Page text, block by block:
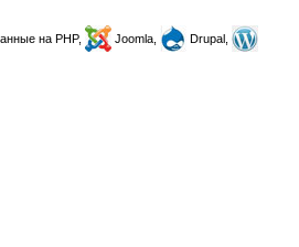
на PHP, Joomla,
Drupal,